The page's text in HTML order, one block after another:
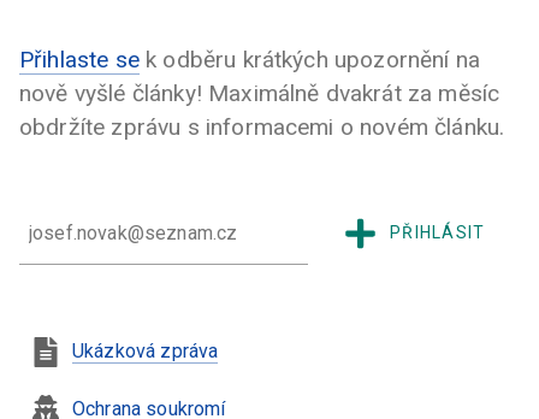
Přihlaste sek odběru krátkých upozornění na
nově vyšlé články! Maximálně dvakrát za měsíc
obdržíte zprávu s informacemi o novém článku.
PŘIHLÁSIT
Ukázková zpráva
Ochrana soukromí